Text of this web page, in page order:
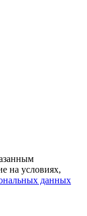
на условиях,
данных